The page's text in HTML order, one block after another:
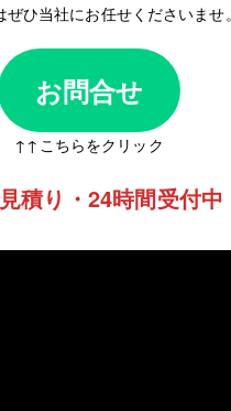
ひ当社にお任せくださいませ。
お問合せ
↑↑こちらをクリック
積り・24時間受付中